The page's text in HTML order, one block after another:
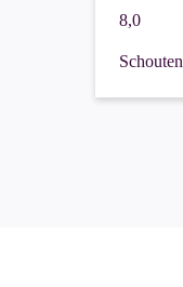
8,0
Schouten